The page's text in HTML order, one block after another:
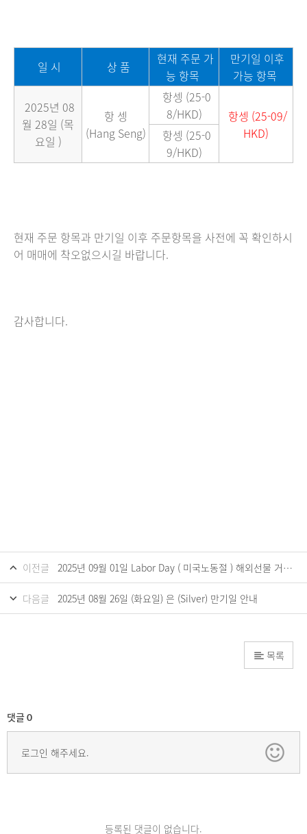
일 시 상 품
현재 주문 가
능 항목
만기일 이후
가능 항목
2025년 08
월 28일 (목
요일 )
항 셍
(Hang Seng)
항셍 (25-0
8/HKD)
항셍 (25-09/
HKD)
항셍 (25-0
9/HKD)
현재 주문 항목과 만기일 이후 주문항목을 사전에 꼭 확인하시
어 매매에 착오없으시길 바랍니다.
감사합니다.
이전글 2025년 09월 01일 Labor Day ( 미국노동절 ) 해외선물 거래시간 안내
다음글 2025년 08월 26일 (화요일) 은 (Silver) 만기일 안내
목록
댓글0
로그인 해주세요.
등록된 댓글이 없습니다.